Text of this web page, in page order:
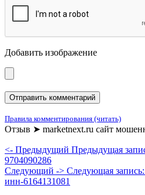
Добавить изображение
Правила комментирования (читать)
Отзыв ➤ marketnext.ru сайт
<- Предыдущий Предыдущая
9704090286
Следующий -> Следующая запись:
инн-6164131081